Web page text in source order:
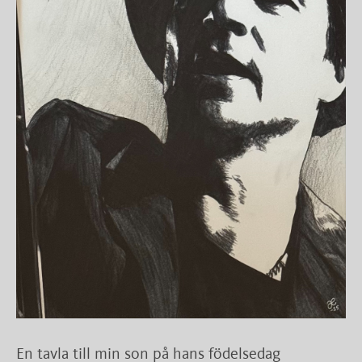
En tavla till min son på hans födelsedag